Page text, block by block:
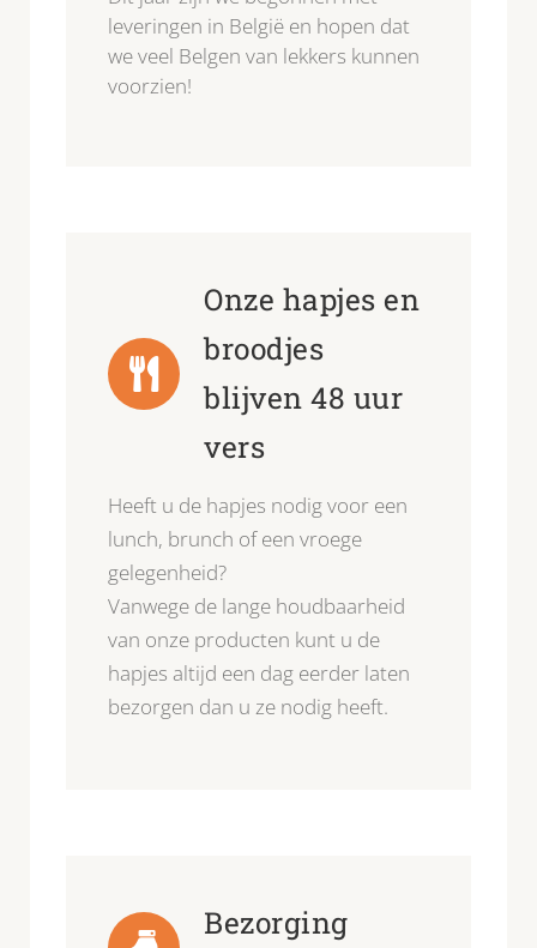
leveringen in België en hopen dat
we veel Belgen van lekkers kunnen
voorzien!
Onze hapjes en
broodjes
blijven 48 uur
vers
Heeft u de hapjes nodig voor een
lunch, brunch of een vroege
gelegenheid?
Vanwege de lange houdbaarheid
van onze producten kunt u de
hapjes altijd een dag eerder laten
bezorgen dan u ze nodig heeft.
Bezorging